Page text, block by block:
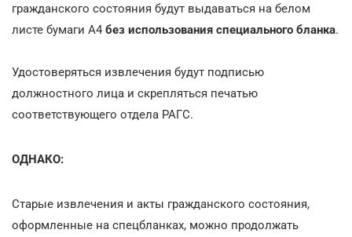
гражданского состояния будут выдаваться на белом
листе бумаги А4 без использования специального бланка.
Удостоверяться извлечения будут подписью
должностного лица и скрепляться печатью
соответствующего отдела РАГС.
ОДНАКО:
Старые извлечения и акты гражданского состояния,
оформленные на спецбланках, можно продолжать